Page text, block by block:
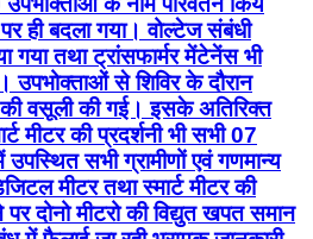
ही बदला गया। वोल्टेज संबंधी
गया तथा ट्रांसफार्मर मेंटेनेंस भी
उपभोक्ताओं से शिविर के दौरान
वसूली की गई। इसके अतिरिक्त
मीटर की प्रदर्शनी भी सभी 07
सभी ग्रामीणों एवं गणमान्य
मीटर तथा स्मार्ट मीटर की
दोनो मीटरो की विद्युत खपत समान